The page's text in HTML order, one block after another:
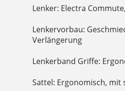
Lenker: Electra
Lenkervorbau:
Verlängerung
Lenkerband Griffe:
Sattel: Ergonomisch,